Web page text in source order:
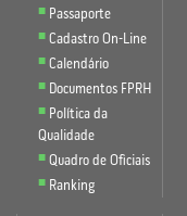
Passaporte
Cadastro On-Line
Calendário
Documentos FPRH
Política da
Qualidade
Quadro de Oficiais
Ranking